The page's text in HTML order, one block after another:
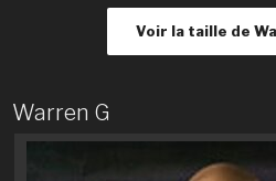
Voir la taille de
Warren G